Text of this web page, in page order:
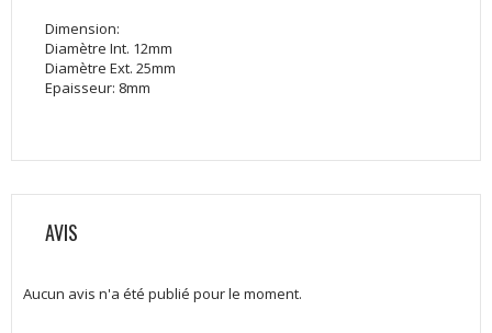
Dimension:
Diamètre Int. 12mm
Diamètre Ext. 25mm
Epaisseur: 8mm
AVIS
Aucun avis n'a été publié pour le moment.